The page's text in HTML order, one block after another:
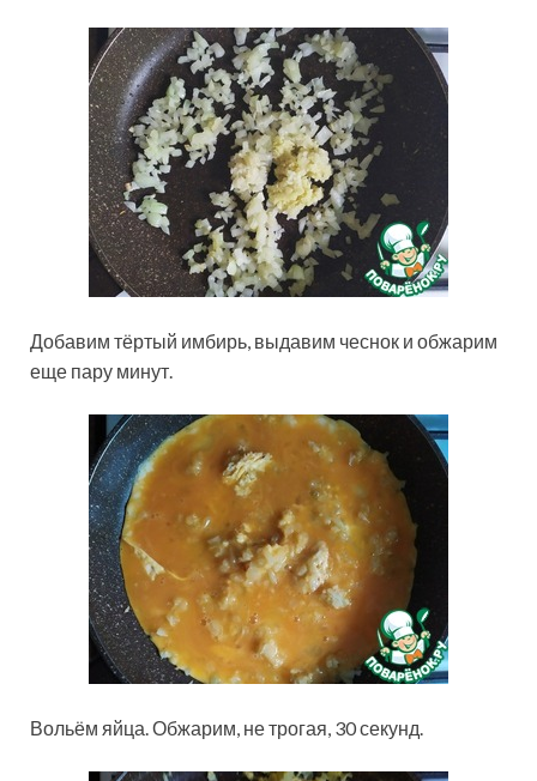
Добавим тёртый имбирь, выдавим чеснок и обжарим
еще пару минут.
Вольём яйца. Обжарим, не трогая, 30 секунд.